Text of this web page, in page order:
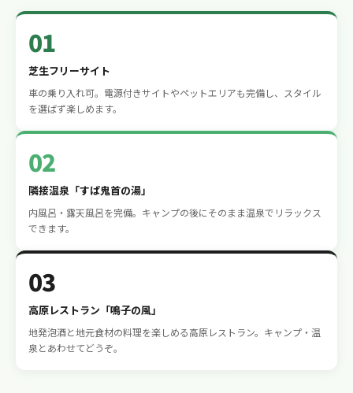
01
芝生フリーサイト
車の乗り入れ可。電源付きサイトやペットエリアも完備し、スタイル
を選ばず楽しめます。
02
隣接温泉「すぱ鬼首の湯」
内風呂・露天風呂を完備。キャンプの後にそのまま温泉でリラックス
できます。
03
高原レストラン「鳴子の風」
地発泡酒と地元食材の料理を楽しめる高原レストラン。キャンプ・温
泉とあわせてどうぞ。